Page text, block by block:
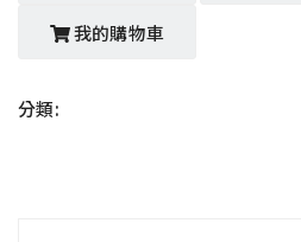
我的購物車
分類: